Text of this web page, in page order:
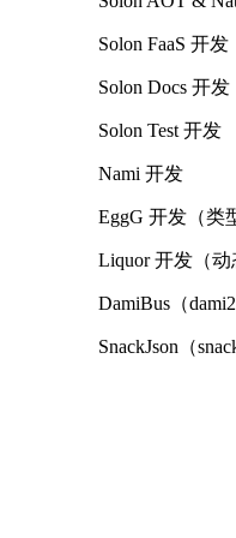
Solon FaaS 开发
Solon Docs 开发
Solon Test 开发
Nami 开发
EggG 开发（类
Liquor 开发（动
DamiBus（
SnackJson（